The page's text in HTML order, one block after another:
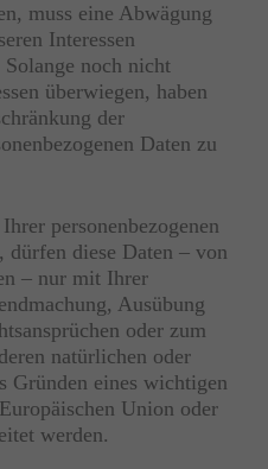
muss eine Abwägung
Interessen
noch nicht
überwiegen, haben
der
Daten zu
personenbezogenen
dürfen diese Daten – von
– nur mit Ihrer
Ausübung
oder zum
natürlichen oder
Gründen eines wichtigen
Union oder
werden.